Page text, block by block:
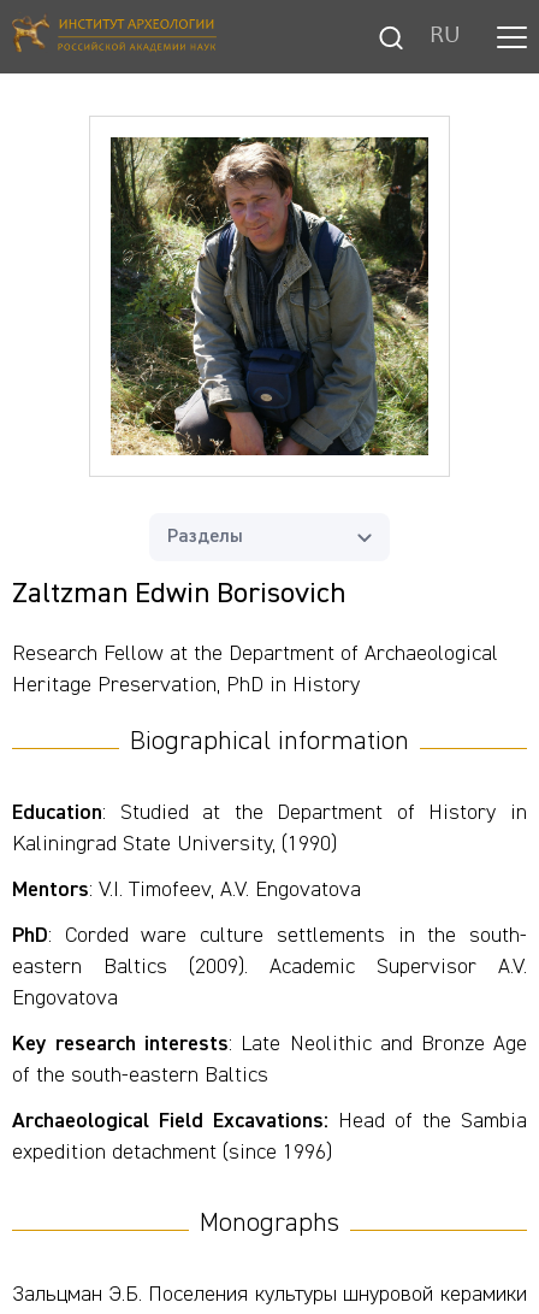
RU
Разделы
Zaltzman Edwin Borisovich
Research Fellow at the Department of Archaeological
Heritage Preservation, PhD in History
Biographical information
Education: Studied at the Department of History in
Kaliningrad State University, (1990)
Mentors: V.I. Timofeev, A.V. Engovatova
PhD: Corded ware culture settlements in the south-
eastern Baltics (2009). Academic Supervisor A.V.
Engovatova
Key research interests: Late Neolithic and Bronze Age
of the south-eastern Baltics
Archaeological Field Excavations: Head of the Sambia
expedition detachment (since 1996)
Monographs
Зальцман Э.Б. Пoceлeния культуры шнуровой керамики